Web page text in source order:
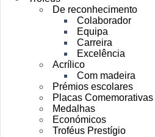
De reconhecimento
Colaborador
Equipa
Carreira
Excelência
Acrílico
Com madeira
Prémios escolares
Placas Comemorativas
Medalhas
Económicos
Troféus Prestígio